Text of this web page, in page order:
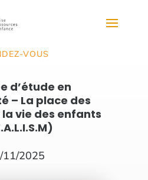
VOUS
d’étude en
– La place des
vie des enfants
11/2025